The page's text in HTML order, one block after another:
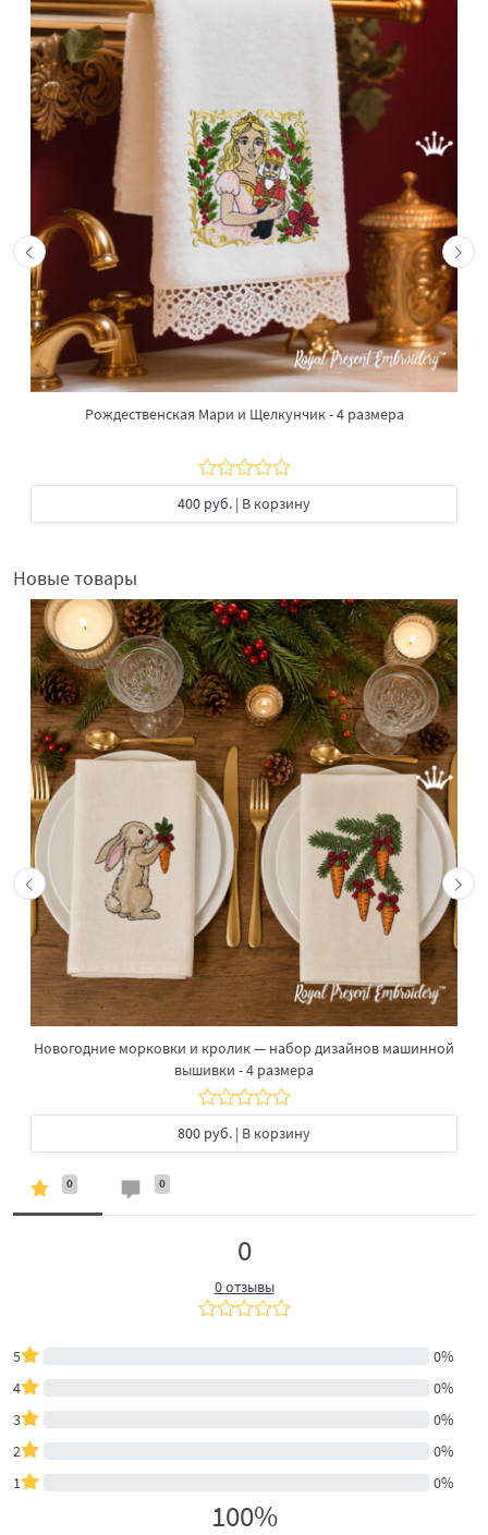
Рождественская Мари и Щелкунчик - 4 размера
400 руб. | В корзину
Новые товары
Новогодние морковки и кролик — набор дизайнов машинной
вышивки - 4 размера
800 руб. | В корзину
0 0
0
0 отзывы
5
0%
4
0%
3
0%
2
0%
1
0%
100%